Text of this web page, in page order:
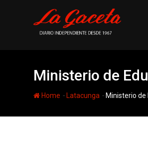
Ministerio de
Home - Latacunga - Ministerio